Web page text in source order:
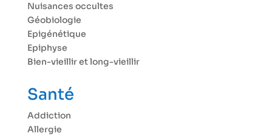
Nuisances occultes
Géobiologie
Epigénétique
Epiphyse
Bien-vieillir et long-vieillir
Santé
Addiction
Allergie